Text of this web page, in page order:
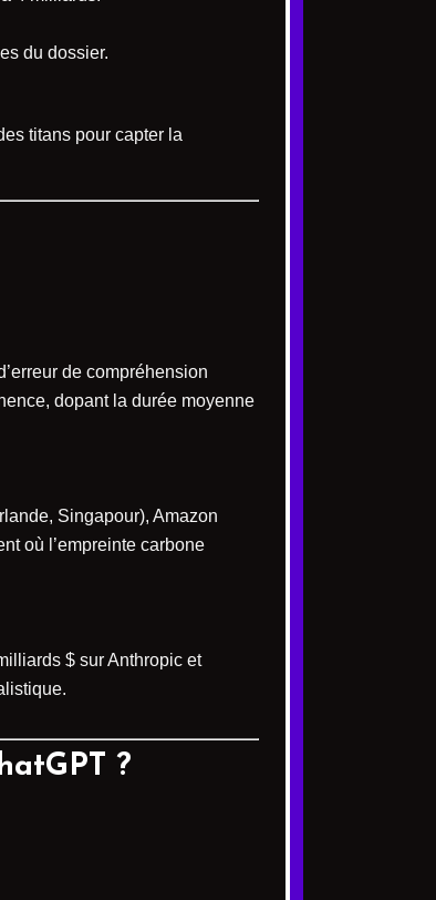
du dossier.
titans pour capter la
de compréhension
dopant la durée moyenne
Singapour), Amazon
où l’empreinte carbone
$ sur Anthropic et
?